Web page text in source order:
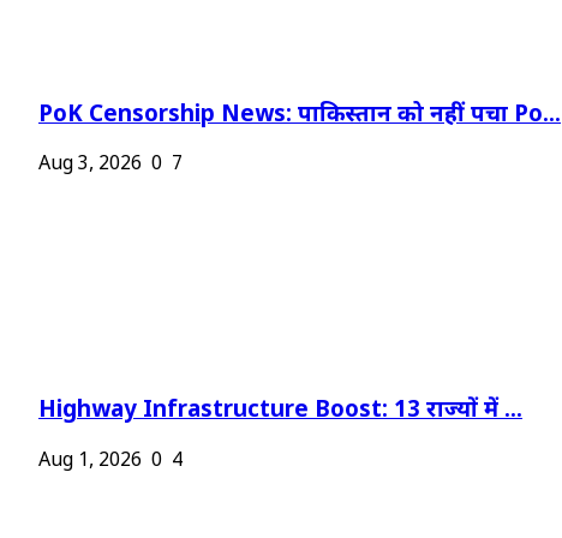
PoK Censorship News: पाकिस्तान को नहीं पचा Po...
Aug 3, 2026 0 7
Highway Infrastructure Boost: 13 राज्यों में ...
Aug 1, 2026 0 4